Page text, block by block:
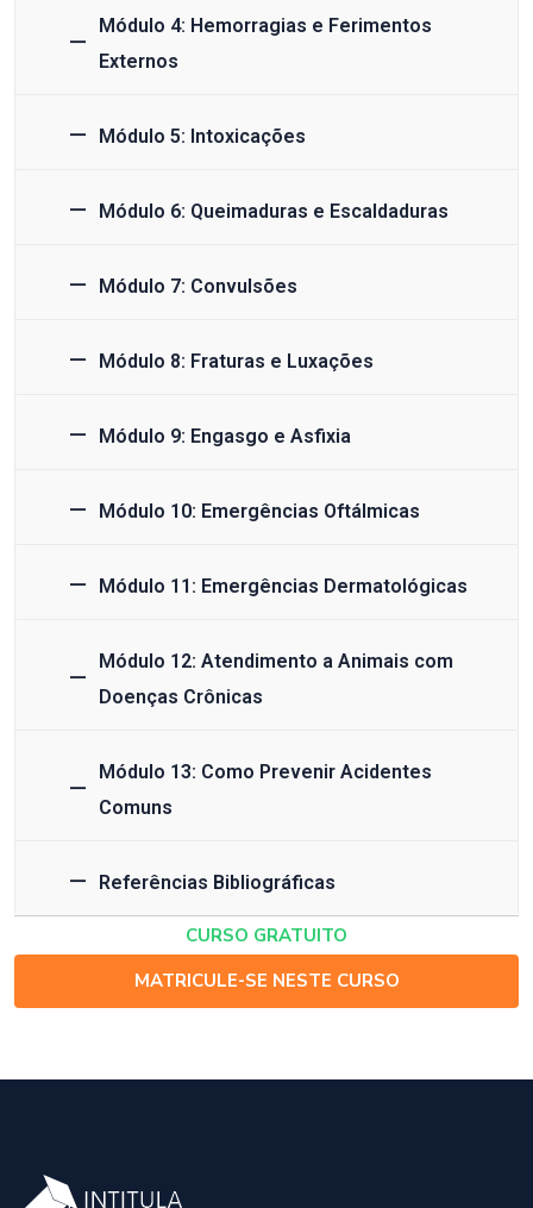
Módulo 4: Hemorragias e Ferimentos
Externos
Módulo 5: Intoxicações
Módulo 6: Queimaduras e Escaldaduras
Módulo 7: Convulsões
Módulo 8: Fraturas e Luxações
Módulo 9: Engasgo e Asfixia
Módulo 10: Emergências Oftálmicas
Módulo 11: Emergências Dermatológicas
Módulo 12: Atendimento a Animais com
Doenças Crônicas
Módulo 13: Como Prevenir Acidentes
Comuns
Referências Bibliográficas
CURSO GRATUITO
MATRICULE-SE NESTE CURSO